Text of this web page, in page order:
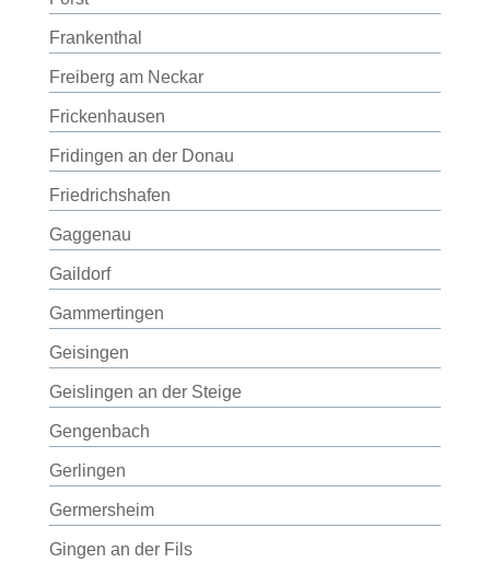
Frankenthal
Freiberg am Neckar
Frickenhausen
Fridingen an der Donau
Friedrichshafen
Gaggenau
Gaildorf
Gammertingen
Geisingen
Geislingen an der Steige
Gengenbach
Gerlingen
Germersheim
Gingen an der Fils